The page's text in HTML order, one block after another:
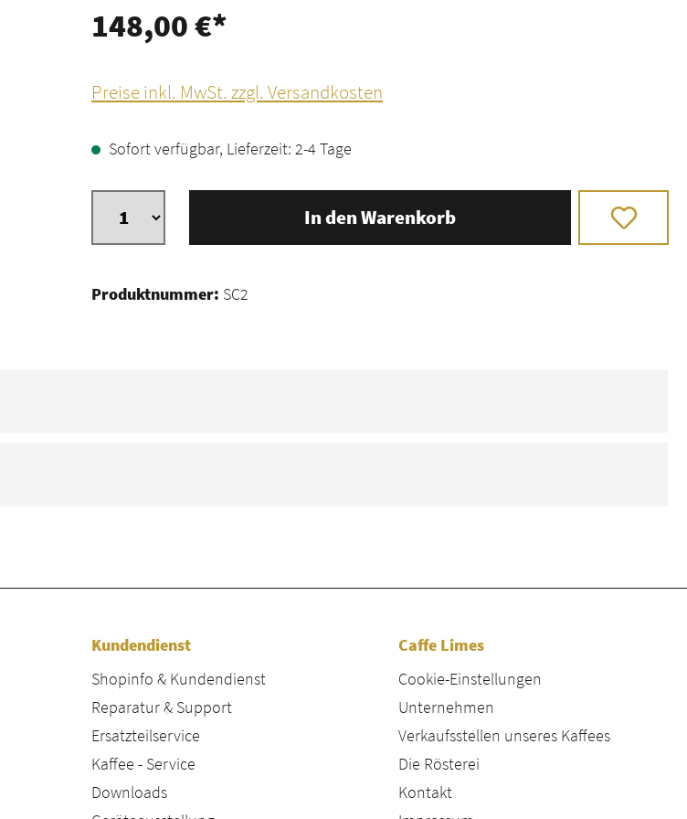
148,00 €*
Preise inkl. MwSt. zzgl. Versandkosten
Sofort verfügbar, Lieferzeit: 2-4 Tage
In den Warenkorb
Produktnummer: SC2
Kundendienst
Shopinfo & Kundendienst
Reparatur & Support
Ersatzteilservice
Kaffee - Service
Downloads
Caffe Limes
Cookie-Einstellungen
Unternehmen
Verkaufsstellen unseres Kaffees
Die Rösterei
Kontakt